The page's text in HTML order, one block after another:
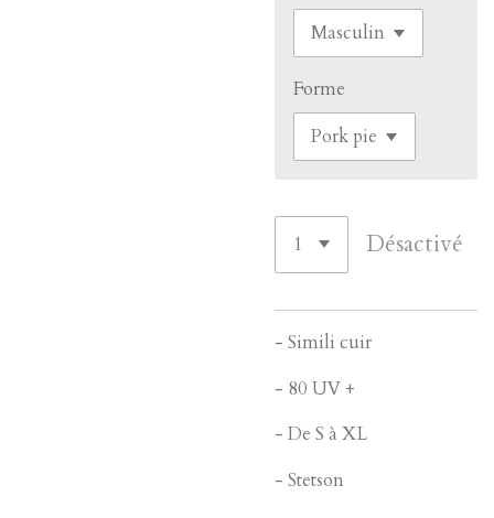
Forme
Désactivé
- Simili cuir
- 80 UV +
- De S à XL
- Stetson